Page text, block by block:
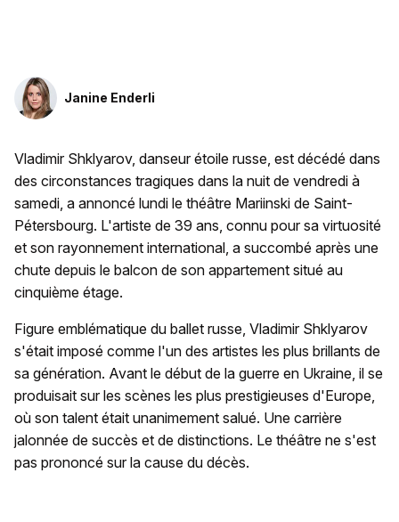
Janine Enderli
Vladimir Shklyarov, danseur étoile russe, est décédé dans
des circonstances tragiques dans la nuit de vendredi à
samedi, a annoncé lundi le théâtre Mariinski de Saint-
Pétersbourg. L'artiste de 39 ans, connu pour sa virtuosité
et son rayonnement international, a succombé après une
chute depuis le balcon de son appartement situé au
cinquième étage.
Figure emblématique du ballet russe, Vladimir Shklyarov
s'était imposé comme l'un des artistes les plus brillants de
sa génération. Avant le début de la guerre en Ukraine, il se
produisait sur les scènes les plus prestigieuses d'Europe,
où son talent était unanimement salué. Une carrière
jalonnée de succès et de distinctions. Le théâtre ne s'est
pas prononcé sur la cause du décès.